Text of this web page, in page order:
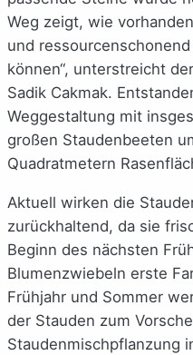
Weg zeigt, wie
und
können“, unterstreicht
Sadik Cakmak.
Weggestaltung mit
großen Staudenbeeten
Quadratmetern
Aktuell wirken die
zurückhaltend, da sie
Beginn des nächsten
Blumenzwiebeln erste
Frühjahr und Sommer
der Stauden zum
Staudenmischpflanzung